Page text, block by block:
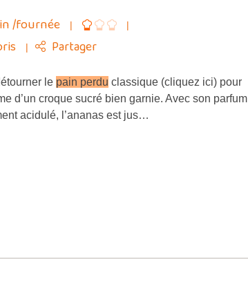
/fournée
Partager
le pain perdu classique (cliquez ici) pour
d’un croque sucré bien garnie. Avec son parfum
acidulé, l’ananas est jus…